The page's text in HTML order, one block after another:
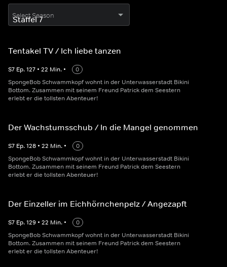
Select Season
Tentakel TV / Ich liebe tanzen
S7 Ep.127 • 22 Min. •
0
SpongeBob Schwammkopf wohnt in der Unterwasserstadt Bikini
Bottom. Zusammen mit seinem Freund Patrick dem Seestern
erlebt er die tollsten Abenteuer!
Der Wachstumsschub / In die Mangel genommen
S7 Ep.128 • 22 Min. •
0
SpongeBob Schwammkopf wohnt in der Unterwasserstadt Bikini
Bottom. Zusammen mit seinem Freund Patrick dem Seestern
erlebt er die tollsten Abenteuer!
Der Einzeller im Eichhörnchenpelz / Angezapft
S7 Ep.129 • 22 Min. •
0
SpongeBob Schwammkopf wohnt in der Unterwasserstadt Bikini
Bottom. Zusammen mit seinem Freund Patrick dem Seestern
erlebt er die tollsten Abenteuer!